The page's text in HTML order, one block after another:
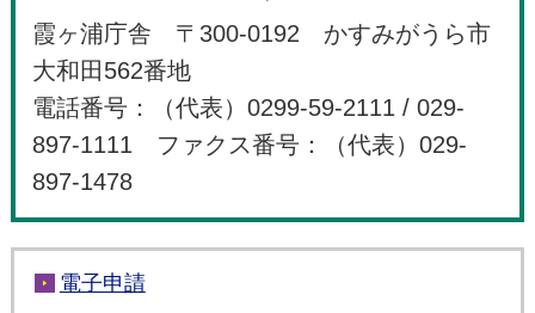
霞ヶ浦庁舎 〒300-0192 かすみがうら市
大和田562番地
電話番号：（代表）0299-59-2111 / 029-
897-1111 ファクス番号：（代表）029-
897-1478
電子申請